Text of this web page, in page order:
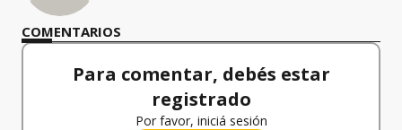
COMENTARIOS
Para comentar, debés estar
registrado
Por favor, iniciá sesión